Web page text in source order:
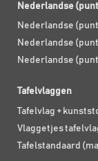
Nederlandse
Nederlandse
Nederlandse
Nederlandse
Tafelvlaggen
Tafelvlag +
Vlaggetjes
Tafelstandaard